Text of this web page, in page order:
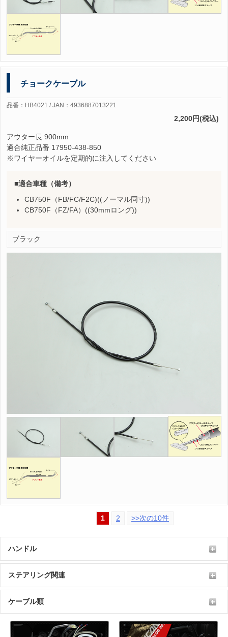
チョークケーブル
品番：HB4021 / JAN：4936887013221
2,200円(税込)
アウター長 900mm
適合純正品番 17950-438-850
※ワイヤーオイルを定期的に注入してください
適合車種（備考）
CB750F（FB/FC/F2C)((ノーマル同寸))
CB750F（FZ/FA）((30mmロング))
ブラック
1 2 >>次の10件
ハンドル
ステアリング関連
ケーブル類